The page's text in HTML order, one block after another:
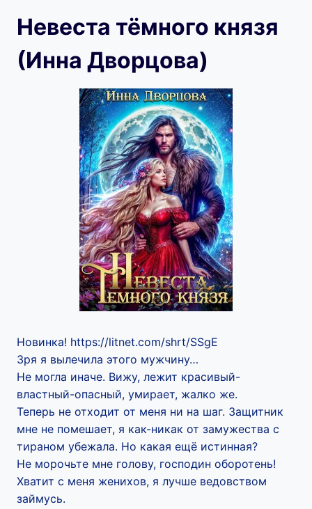
Невеста тёмного князя
(Инна Дворцова)
Новинка! https://litnet.com/shrt/SSgE
Зря я вылечила этого мужчину…
Не могла иначе. Вижу, лежит красивый-
властный-опасный, умирает, жалко же.
Теперь не отходит от меня ни на шаг. Защитник
мне не помешает, я как-никак от замужества с
тираном убежала. Но какая ещё истинная?
Не морочьте мне голову, господин оборотень!
Хватит с меня женихов, я лучше ведовством
займусь.